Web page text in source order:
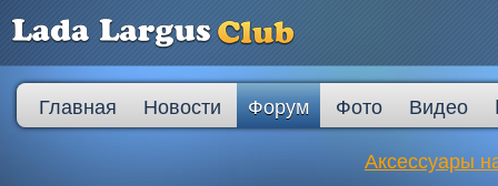
Главная Новости Форум Фото Видео
Аксессуары